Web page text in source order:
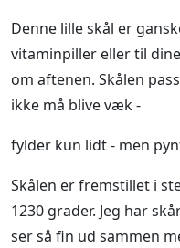
Denne lille skål er
vitaminpiller eller til
om aftenen. Skålen
ikke må blive væk -
fylder kun lidt - men
Skålen er fremstillet i
1230 grader. Jeg har
ser så fin ud sammen